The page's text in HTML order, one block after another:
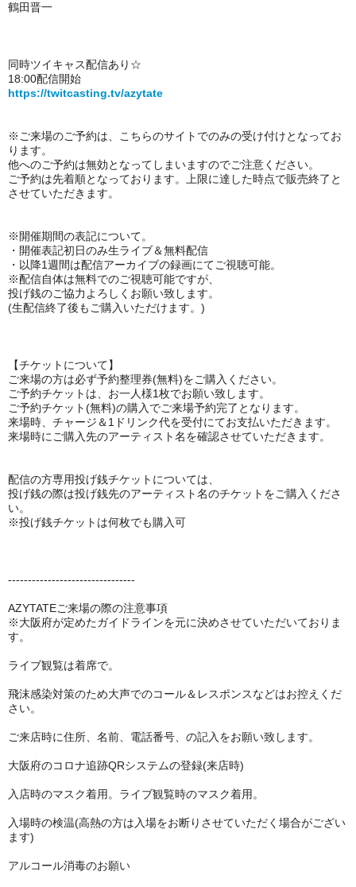
鶴田晋一
同時ツイキャス配信あり☆
18:00配信開始
https://twitcasting.tv/azytate
※ご来場のご予約は、
こちらのサイトでのみの受け付けとなってお
ります。
他へのご予約は無効となってしまいますのでご注意ください。
ご予約は先着順となっております。上限に達した時点で販売終了と
させていただきます。
※開催期間の表記について。
・開催表記初日のみ生ライブ＆無料配信
・以降1週間は配信アーカイブの録画にてご視聴可能。
※配信自体は無料でのご視聴可能ですが、
投げ銭のご協力よろしくお願い致します。
(生配信終了後もご購入いただけます。)
【チケットについて】
ご来場の方は必ず予約整理券(無料)をご購入ください。
ご予約チケットは、お一人様1枚でお願い致します。
ご予約チケット(無料)の購入でご来場予約完了となります。
来場時、チャージ＆1ドリンク代を受付にてお支払いただきます。
来場時にご購入先のアーティスト名を確認させていただきます。
配信の方専用投げ銭チケットについては、
投げ銭の際は投げ銭先のアーティスト名のチケットをご購入くださ
い。
※投げ銭チケットは何枚でも購入可
--------------------------------
AZYTATEご来場の際の注意事項
※大阪府が定めたガイドラインを元に決めさせていただいておりま
す。
ライブ観覧は着席で。
飛沫感染対策のため大声でのコール＆レスポンスなどはお控えくだ
さい。
ご来店時に住所、名前、電話番号、の記入をお願い致します。
大阪府のコロナ追跡QRシステムの登録(来店時)
入店時のマスク着用。ライブ観覧時のマスク着用。
入場時の検温(高熱の方は入場をお断りさせていただく場合がござい
ます)
アルコール消毒のお願い